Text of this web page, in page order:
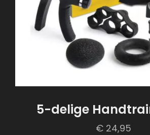
5-delige
€ 24,95